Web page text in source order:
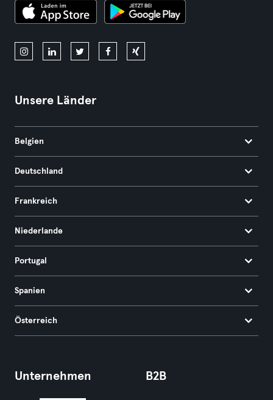
Unsere Länder
Belgien
Deutschland
Frankreich
Niederlande
Portugal
Spanien
Österreich
Unternehmen B2B